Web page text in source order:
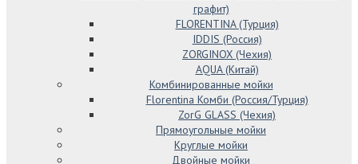
графит)
FLORENTINA (Турция)
IDDIS (Россия)
ZORGINOX (Чехия)
AQUA (Китай)
Комбинированные мойки
Florentina Комби (Россия/Турция)
ZorG GLASS (Чехия)
Прямоугольные мойки
Круглые мойки
Двойные мойки